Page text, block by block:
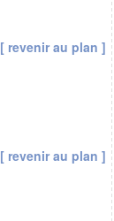
[ revenir au plan ]
[ revenir au plan ]